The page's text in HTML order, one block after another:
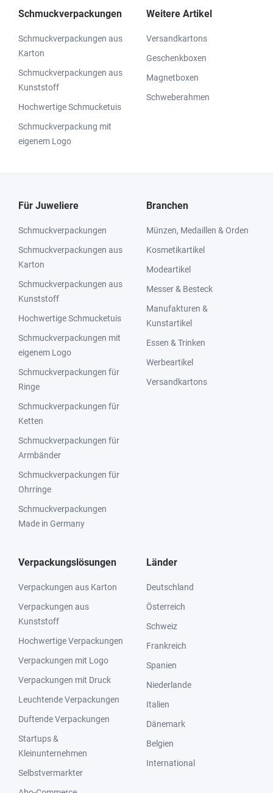
Schmuckverpackungen
Schmuckverpackungen aus
Karton
Schmuckverpackungen aus
Kunststoff
Hochwertige Schmucketuis
Schmuckverpackung mit
eigenem Logo
Weitere Artikel
Versandkartons
Geschenkboxen
Magnetboxen
Schweberahmen
Für Juweliere
Schmuckverpackungen
Schmuckverpackungen aus
Karton
Schmuckverpackungen aus
Kunststoff
Hochwertige Schmucketuis
Schmuckverpackungen mit
eigenem Logo
Schmuckverpackungen für
Ringe
Schmuckverpackungen für
Ketten
Schmuckverpackungen für
Armbänder
Schmuckverpackungen für
Ohrringe
Schmuckverpackungen
Made in Germany
Branchen
Münzen, Medaillen & Orden
Kosmetikartikel
Modeartikel
Messer & Besteck
Manufakturen &
Kunstartikel
Essen & Trinken
Werbeartikel
Versandkartons
Verpackungslösungen
Verpackungen aus Karton
Verpackungen aus
Kunststoff
Hochwertige Verpackungen
Verpackungen mit Logo
Verpackungen mit Druck
Leuchtende Verpackungen
Duftende Verpackungen
Startups &
Kleinunternehmen
Selbstvermarkter
Länder
Deutschland
Österreich
Schweiz
Frankreich
Spanien
Niederlande
Italien
Dänemark
Belgien
International